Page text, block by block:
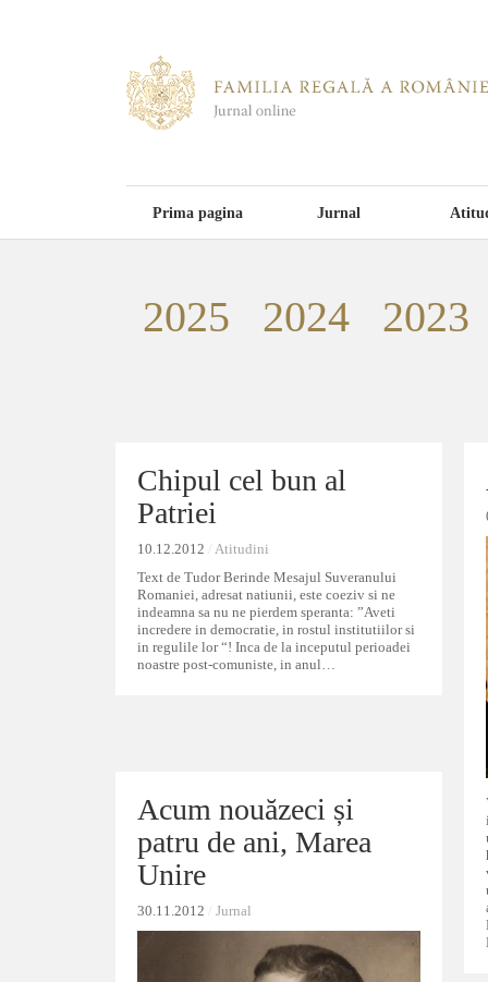
Prima pagina Jurnal
2025 2024 2023
Chipul cel bun al
Patriei
10.12.2012
Atitudini
Text de Tudor Berinde Mesajul Suveranului
Romaniei, adresat natiunii, este coeziv si ne
indeamna sa nu ne pierdem speranta: ”Aveti
incredere in democratie, in rostul institutiilor si
in regulile lor “! Inca de la inceputul perioadei
noastre post-comuniste, in anul…
Chipul cel bun al
Patriei
10.12.2012 Atitudini
Acum nouăzeci și
patru de ani, Marea
Unire
30.11.2012 Jurnal
Acum nouăzeci și
patru de ani, Marea
Unire
30.11.2012 Jurnal